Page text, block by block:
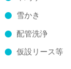
雪かき
配管洗浄
仮設リース等